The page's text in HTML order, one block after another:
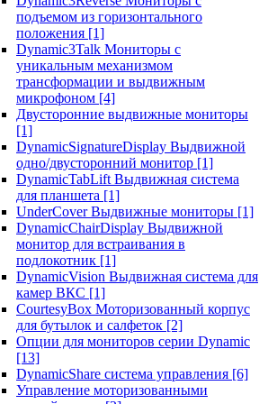
подъемом из горизонтального
положения [1]
Dynamic3Talk Мониторы с
уникальным механизмом
трансформации и выдвижным
микрофоном [4]
Двусторонние выдвижные мониторы
[1]
DynamicSignatureDisplay Выдвижной
одно/двусторонний монитор [1]
DynamicTabLift Выдвижная система
для планшета [1]
UnderCover Выдвижные мониторы [1]
DynamicChairDisplay Выдвижной
монитор для встраивания в
подлокотник [1]
DynamicVision Выдвижная система для
камер ВКС [1]
CourtesyBox Моторизованный корпус
для бутылок и салфеток [2]
Опции для мониторов серии Dynamic
[13]
DynamicShare система управления [6]
Управление моторизованными